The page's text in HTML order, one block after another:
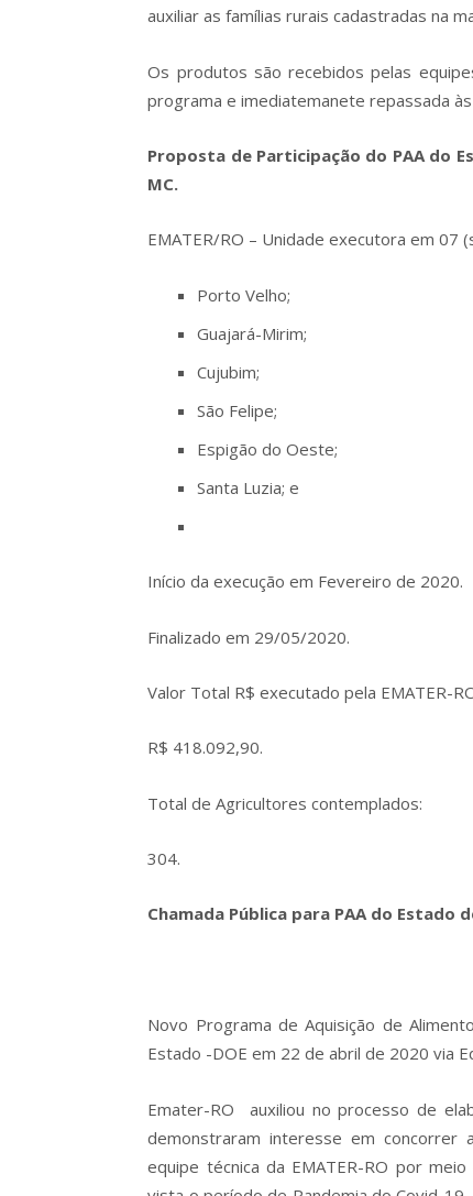
auxiliar as famílias rurais cadastradas na
Os produtos são recebidos pelas
programa e imediatemanete repassada
Proposta de Participação do PAA do
MC.
EMATER/RO – Unidade executora em 07
Porto Velho;
Guajará-Mirim;
Cujubim;
São Felipe;
Espigão do Oeste;
Santa Luzia; e
Início da execução em Fevereiro de 2020.
Finalizado em 29/05/2020.
Valor Total R$ executado pela EMATER-
R$ 418.092,90.
Total de Agricultores contemplados:
304.
Chamada Pública para PAA do Estado
Novo Programa de Aquisição de
Estado -DOE em 22 de abril de 2020 via
Emater-RO auxiliou no processo de
demonstraram interesse em concorrer
equipe técnica da EMATER-RO por